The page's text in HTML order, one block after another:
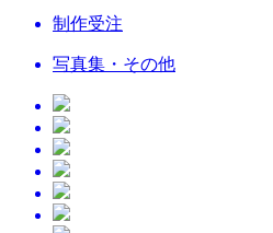
制作受注
写真集・その他